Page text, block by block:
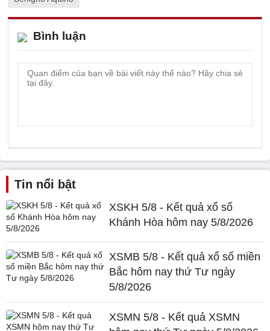
Bình luận
Tin nổi bật
XSKH 5/8 - Kết quả xổ số
Khánh Hòa hôm nay 5/8/2026
XSMB 5/8 - Kết quả xổ số miền
Bắc hôm nay thứ Tư ngày
5/8/2026
XSMN 5/8 - Kết quả XSMN